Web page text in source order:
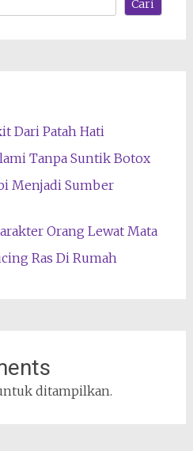
Cari
Dari Patah Hati
Tanpa Suntik Botox
Menjadi Sumber
Orang Lewat Mata
Ras Di Rumah
ditampilkan.